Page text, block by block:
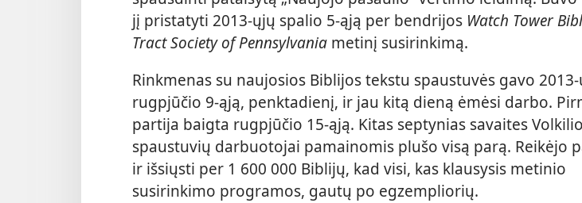
jį pristatyti 2013-ųjų spalio 5-ąją per bendrijos Watch Tower
Tract Society of Pennsylvania metinį susirinkimą.
Rinkmenas su naujosios Biblijos tekstu spaustuvės gavo
rugpjūčio 9-ąją, penktadienį, ir jau kitą dieną ėmėsi darbo.
partija baigta rugpjūčio 15-ąją. Kitas septynias savaites
spaustuvių darbuotojai pamainomis plušo visą parą. Reikėjo
ir išsiųsti per 1 600 000 Biblijų, kad visi, kas klausysis metinio
susirinkimo programos, gautų po egzempliorių.